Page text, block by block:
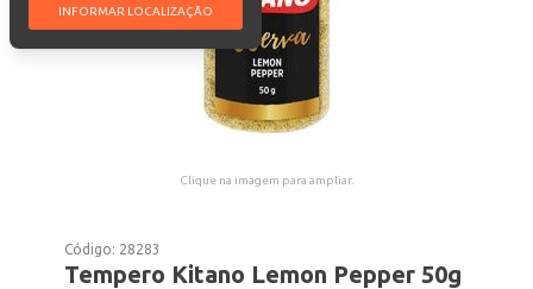
INFORMAR LOCALIZAÇÃO
Clique na imagem para ampliar.
Código: 28283
Tempero Kitano Lemon Pepper 50g